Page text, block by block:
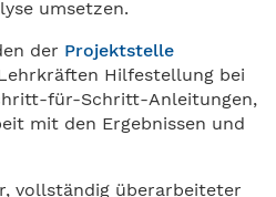
umsetzen.
der Projektstelle
Hilfestellung bei
für-Schritt-Anleitungen,
mit den Ergebnissen und
vollständig überarbeiteter